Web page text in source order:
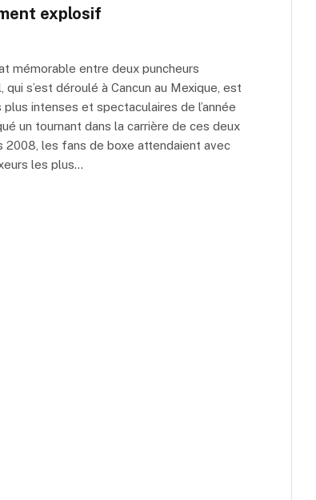
explosif
mémorable entre deux puncheurs
s’est déroulé à Cancun au Mexique, est
intenses et spectaculaires de l’année
un tournant dans la carrière de ces deux
2008, les fans de boxe attendaient avec
les plus…